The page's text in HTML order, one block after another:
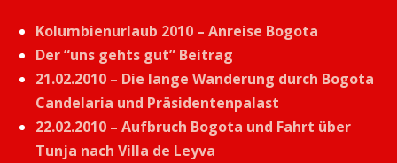
Kolumbienurlaub 2010 – Anreise Bogota
Der “uns gehts gut” Beitrag
21.02.2010 – Die lange Wanderung durch Bogota
Candelaria und Präsidentenpalast
22.02.2010 – Aufbruch Bogota und Fahrt über
Tunja nach Villa de Leyva